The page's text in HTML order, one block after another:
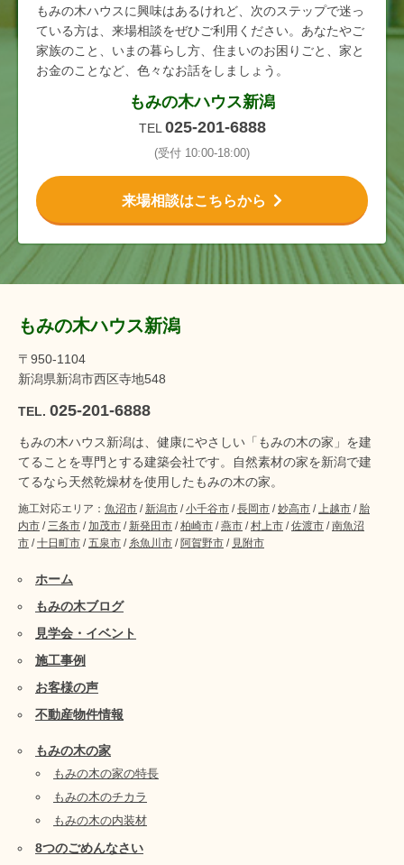
もみの木ハウスに興味はあるけれど、次のステップで迷っ
ている方は、来場相談をぜひご利用ください。あなたやご
家族のこと、いまの暮らし方、住まいのお困りごと、家と
お金のことなど、色々なお話をしましょう。
もみの木ハウス新潟
TEL025-201-6888
(受付 10:00-18:00)
来場相談はこちらから
もみの木ハウス新潟
〒950-1104
新潟県新潟市西区寺地548
TEL. 025-201-6888
もみの木ハウス新潟は、健康にやさしい「もみの木の家」を建
てることを専門とする建築会社です。自然素材の家を新潟で建
てるなら天然乾燥材を使用したもみの木の家。
施工対応エリア： 魚沼市 / 新潟市 /小千谷市 /長岡市 /妙高市 /上越市 / 胎
内市 /三条市 /加茂市 / 新発田市 /柏崎市 /燕市 /村上市 /佐渡市 /南魚沼
市 /十日町市 /五泉市 / 糸魚川市 / 阿賀野市 / 見附市
ホーム
もみの木ブログ
見学会・イベント
施工事例
お客様の声
不動産物件情報
もみの木の家
もみの木の家の特長
もみの木のチカラ
もみの木の内装材
8つのごめんなさい